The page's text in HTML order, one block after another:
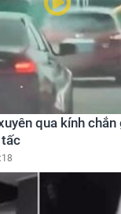
qua kính